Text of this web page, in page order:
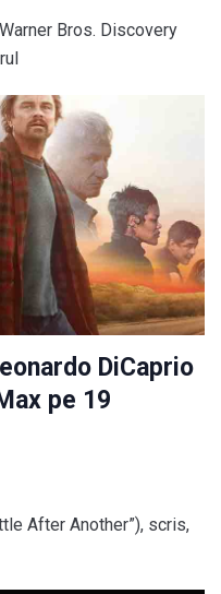
Bros. Discovery
DiCaprio
pe 19
After Another”), scris,